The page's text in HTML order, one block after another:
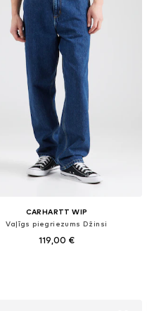
CARHARTT WIP
Vaļīgs piegriezums Džinsi
119,00 €